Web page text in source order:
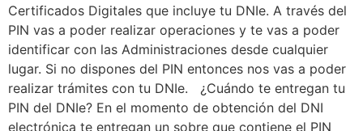
Certificados Digitales que incluye tu DNIe. A través del
PIN vas a poder realizar operaciones y te vas a poder
identificar con las Administraciones desde cualquier
lugar. Si no dispones del PIN entonces nos vas a poder
realizar trámites con tu DNIe. ¿Cuándo te entregan tu
PIN del DNIe? En el momento de obtención del DNI
electrónica te entregan un sobre que contiene el PIN